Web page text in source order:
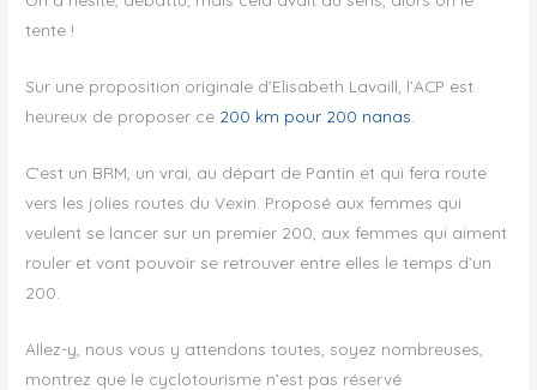
tente !
Sur une proposition originale d’Elisabeth Lavaill, l’ACP est
heureux de proposer ce 200 km pour 200 nanas
C’est un BRM, un vrai, au départ de Pantin et qui fera route
vers les jolies routes du Vexin. Proposé aux femmes qui
veulent se lancer sur un premier 200, aux femmes qui aiment
rouler et vont pouvoir se retrouver entre elles le temps d’un
200.
Allez-y, nous vous y attendons toutes, soyez nombreuses,
montrez que le cyclotourisme n’est pas réservé